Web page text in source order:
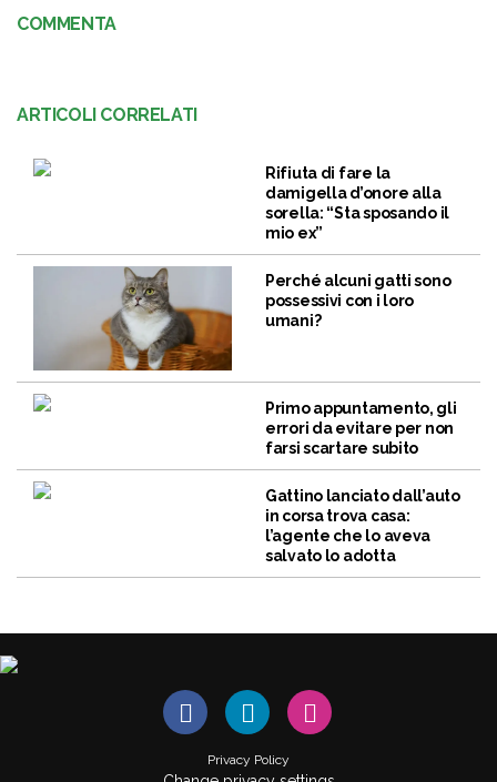
COMMENTA
ARTICOLI CORRELATI
Rifiuta di fare la
damigella d’onore alla
sorella: “Sta sposando il
mio ex”
Perché alcuni gatti sono
possessivi con i loro
umani?
Primo appuntamento, gli
errori da evitare per non
farsi scartare subito
Gattino lanciato dall’auto
in corsa trova casa:
l’agente che lo aveva
salvato lo adotta
Privacy Policy